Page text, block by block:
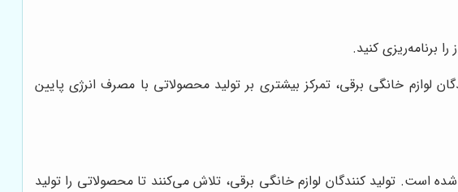
برنامه‌ریزی کنید.
لوازم خانگی برقی، تمرکز بیشتری بر تولید محصولاتی با مصرف انرژی پایین
است. تولید کنندگان لوازم خانگی برقی، تلاش می‌کنند تا محصولاتی را تولید